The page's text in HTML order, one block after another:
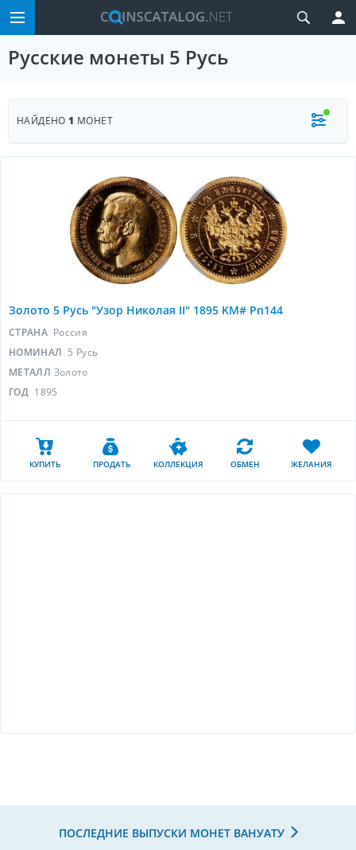
Русские монеты 5 Русь
НАЙДЕНО1 МОНЕТ
Золото 5 Русь "Узор Николая II" 1895 KM# Pn144
СТРАНА Россия
НОМИНАЛ 5 Русь
МЕТАЛЛ Золото
ГОД 1895
КУПИТЬ ПРОДАТЬ КОЛЛЕКЦИЯ ОБМЕН ЖЕЛАНИЯ
ПОСЛЕДНИЕ ВЫПУСКИ МОНЕТ ВАНУАТУ